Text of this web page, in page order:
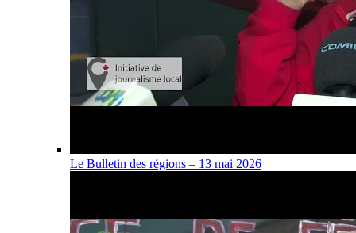
Le Bulletin des régions – 13 mai 2026